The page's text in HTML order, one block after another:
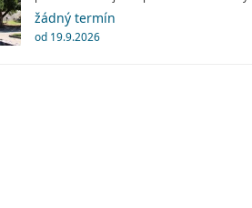
žádný termín
od 19.9.2026